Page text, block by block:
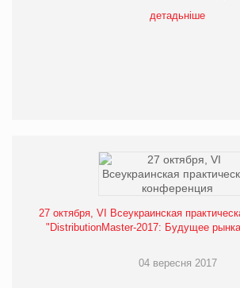
детадьніше
27 октября, VI Всеукраинская
"DistributionMaster-2017: Будущее
04 вересня 2017